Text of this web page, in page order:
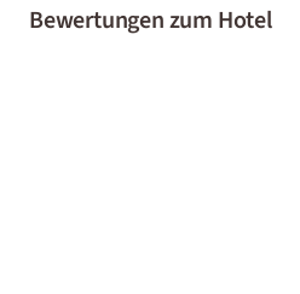
Bewertungen zum Hotel